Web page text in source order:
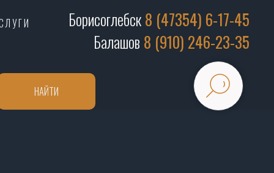
Борисоглебск8 (47354) 6-17-45
Балашов 8 (910) 246-23-35
НАЙТИ